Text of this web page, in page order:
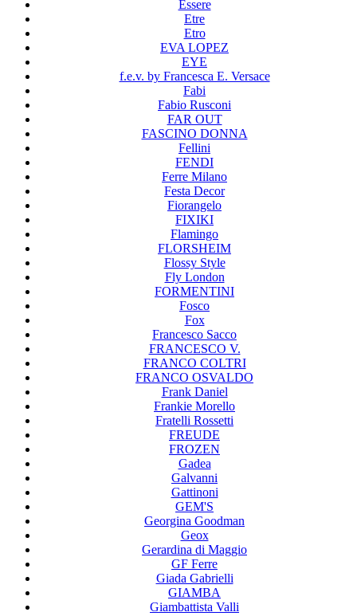
Essere
Etre
Etro
EVA LOPEZ
EYE
f.e.v. by Francesca E. Versace
Fabi
Fabio Rusconi
FAR OUT
FASCINO DONNA
Fellini
FENDI
Ferre Milano
Festa Decor
Fiorangelo
FIXIKI
Flamingo
FLORSHEIM
Flossy Style
Fly London
FORMENTINI
Fosco
Fox
Francesco Sacco
FRANCESCO V.
FRANCO COLTRI
FRANCO OSVALDO
Frank Daniel
Frankie Morello
Fratelli Rossetti
FREUDE
FROZEN
Gadea
Galvanni
Gattinoni
GEM'S
Georgina Goodman
Geox
Gerardina di Maggio
GF Ferre
Giada Gabrielli
GIAMBA
Giambattista Valli